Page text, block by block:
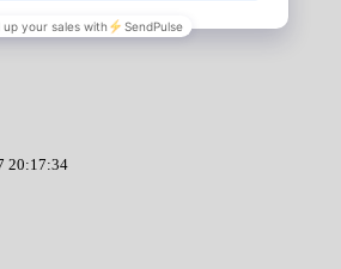
20:17:34